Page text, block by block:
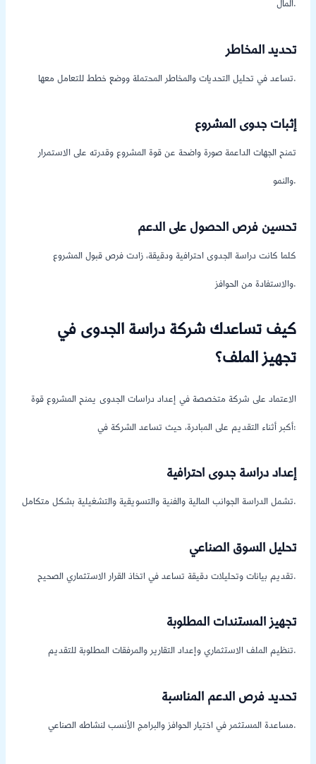
المال.
تحديد المخاطر
تساعد في تحليل التحديات والمخاطر المحتملة ووضع خطط للتعامل معها.
إثبات جدوى المشروع
تمنح الجهات الداعمة صورة واضحة عن قوة المشروع وقدرته على الاستمرار
والنمو.
تحسين فرص الحصول على الدعم
كلما كانت دراسة الجدوى احترافية ودقيقة، زادت فرص قبول المشروع
والاستفادة من الحوافز.
كيف تساعدك شركة دراسة الجدوى في
تجهيز الملف؟
الاعتماد على شركة متخصصة في إعداد دراسات الجدوى يمنح المشروع قوة
أكبر أثناء التقديم على المبادرة، حيث تساعد الشركة في:
إعداد دراسة جدوى احترافية
تشمل الدراسة الجوانب المالية والفنية والتسويقية والتشغيلية بشكل متكامل.
تحليل السوق الصناعي
تقديم بيانات وتحليلات دقيقة تساعد في اتخاذ القرار الاستثماري الصحيح.
تجهيز المستندات المطلوبة
تنظيم الملف الاستثماري وإعداد التقارير والمرفقات المطلوبة للتقديم.
تحديد فرص الدعم المناسبة
مساعدة المستثمر في اختيار الحوافز والبرامج الأنسب لنشاطه الصناعي.